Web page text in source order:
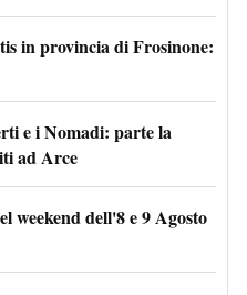
in provincia di Frosinone:
e i Nomadi: parte la
ad Arce
weekend dell'8 e 9 Agosto